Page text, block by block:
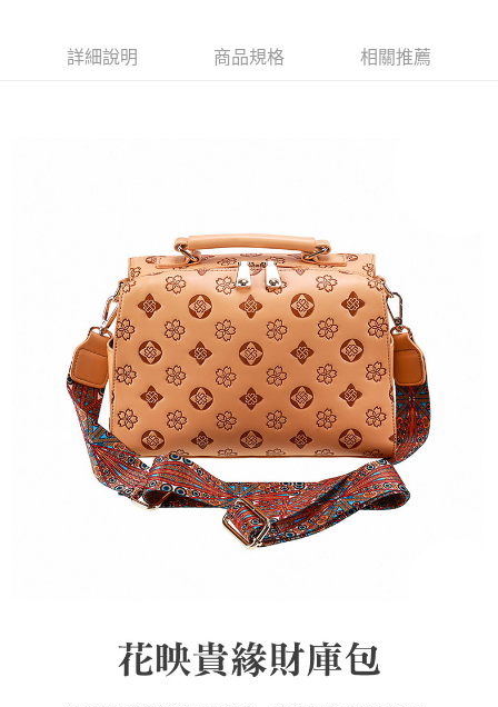
1.本服務由台灣大哥大提供，台灣大哥大用戶可立即使用無須另外申請。
1.分期款項不併入電信帳單，「大哥付你分期」於每月結算日後寄送繳費提
2.透過簡訊連結打開帳單後，可選擇「超商條碼／台灣大直營門市／銀行轉
帳／街口支付／iPASS MONEY」等通路繳費。
【注意事項】
1.本服務係由「台灣大哥大股份有限公司」（以下簡稱本公司）所提供，讓
用戶於交易時，得透過本服務購買商品或服務，並由商店將買賣／分期付款
買賣價金債權讓與本公司後，依約使用本公司帳單繳交帳款。
2.基於同意付款使用「大哥付你分期」之契約關係目的，商店將以您的個人
資料（包含姓名、電話或地址）提供予台灣大哥大進項蒐集、處理及利用，
由本公司與您本人進行分期帳單所需資料之確認、核對及更正。
3.完整用戶服務條款，請詳閱以下連結：
https://oppay.tw/userRule
ATM付款
付款後萊爾富取貨(訂單門檻$4000以下)
每筆NT$120，滿NT$1,500(含以上)免運費
付款後7-11取貨(訂單門檻$4000以下)
每筆NT$120，滿NT$1,500(含以上)免運費
每筆NT$120，滿NT$1,500(含以上)免運費
每筆NT$120，滿NT$1,800(含以上)免運費
詳細說明 商品規格 相關推薦